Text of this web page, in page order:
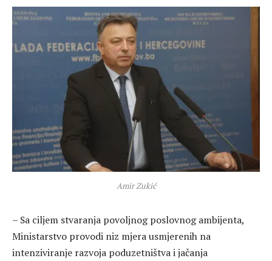
Amir Zukić
– Sa ciljem stvaranja povoljnog poslovnog ambijenta,
Ministarstvo provodi niz mjera usmjerenih na
intenziviranje razvoja poduzetništva i jačanja